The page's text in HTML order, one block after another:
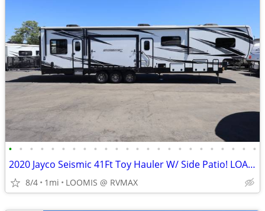
• • • • • • • • • • • • • • • • • • • • • • • •
2020 Jayco Seismic 41Ft Toy Hauler W/ Side Patio! LOADED W/ OPTIONS!
8/4 1mi LOOMIS @ RVMAX